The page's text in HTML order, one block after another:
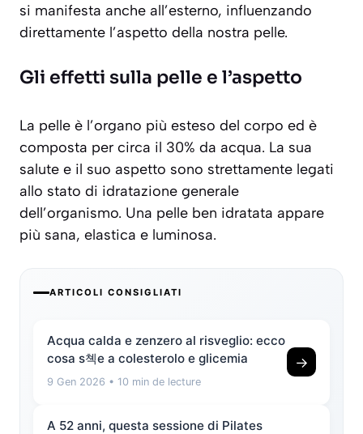
si manifesta anche all’esterno, influenzando
direttamente l’aspetto della nostra pelle.
Gli effetti sulla pelle e l’aspetto
La pelle è l’organo più esteso del corpo ed è
composta per circa il 30% da acqua. La sua
salute e il suo aspetto sono strettamente legati
allo stato di idratazione generale
dell’organismo. Una pelle ben idratata appare
più sana, elastica e luminosa.
ARTICOLI CONSIGLIATI
Acqua calda e zenzero al risveglio: ecco
cosa s쳭e a colesterolo e glicemia
9 Gen 2026 • 10 min de lecture
→
A 52 anni, questa sessione di Pilates